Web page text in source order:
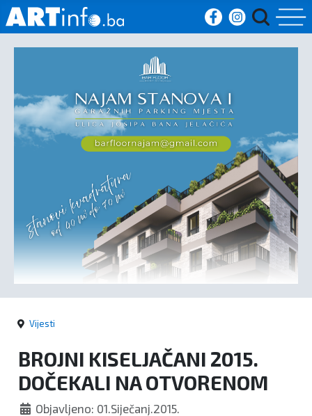
Vijesti
Sport
Crna
kronika
Politika
Vijesti
BROJNI KISELJAČANI 2015.
DOČEKALI NA OTVORENOM
Objavljeno: 01.Siječanj.2015.